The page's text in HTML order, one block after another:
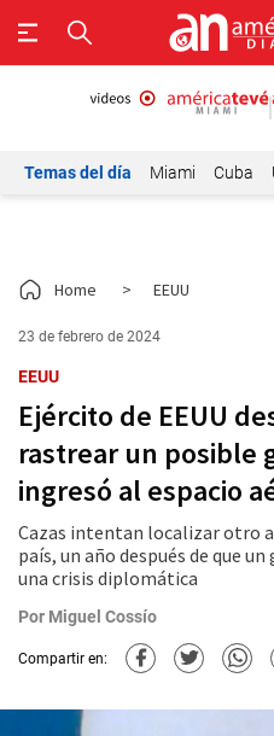
Temas del día Miami Cuba
Home > EEUU
23 de febrero de 2024
EEUU
Ejército de EEUU
rastrear un posible
ingresó al espacio
Cazas intentan localizar otro
país, un año después de que
una crisis diplomática
Por Miguel Cossío
Compartir en: